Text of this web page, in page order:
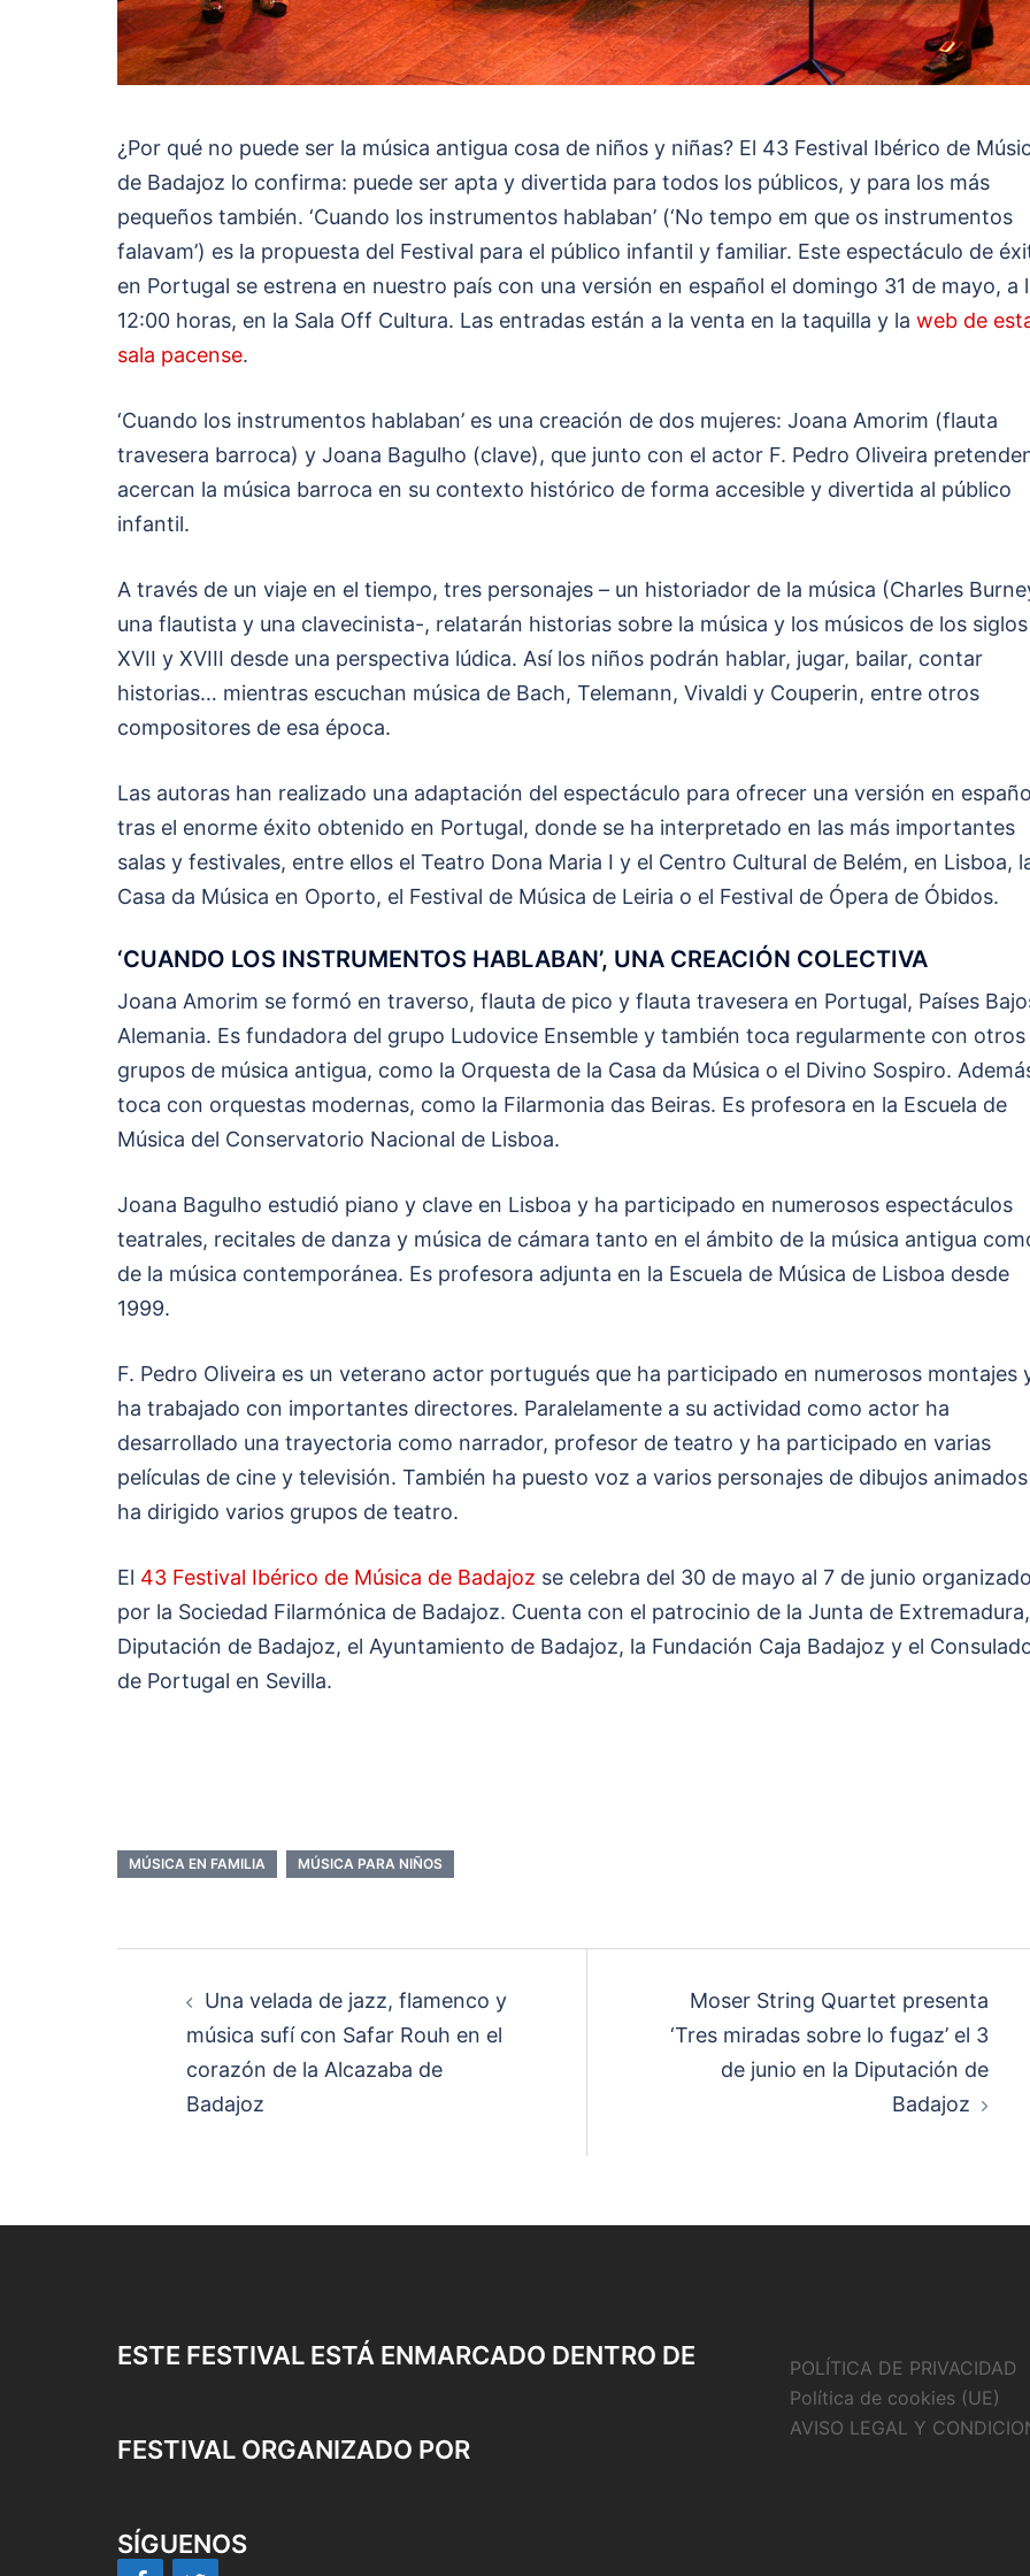
¿Por qué no puede ser la música antigua cosa de niños y niñas? El 43 Festival Ibérico de
de Badajoz lo confirma: puede ser apta y divertida para todos los públicos, y para los más
pequeños también. ‘Cuando los instrumentos hablaban’ (‘No tempo em que os instrumentos
falavam’) es la propuesta del Festival para el público infantil y familiar. Este espectáculo de
en Portugal se estrena en nuestro país con una versión en español el domingo 31 de mayo, a
12:00 horas, en la Sala Off Cultura. Las entradas están a la venta en la taquilla y la web de
sala pacense.
‘Cuando los instrumentos hablaban’ es una creación de dos mujeres: Joana Amorim (flauta
travesera barroca) y Joana Bagulho (clave), que junto con el actor F. Pedro Oliveira
acercan la música barroca en su contexto histórico de forma accesible y divertida al público
infantil.
A través de un viaje en el tiempo, tres personajes – un historiador de la música (Charles
una flautista y una clavecinista-, relatarán historias sobre la música y los músicos de los siglos
XVII y XVIII desde una perspectiva lúdica. Así los niños podrán hablar, jugar, bailar, contar
historias… mientras escuchan música de Bach, Telemann, Vivaldi y Couperin, entre otros
compositores de esa época.
Las autoras han realizado una adaptación del espectáculo para ofrecer una versión en
tras el enorme éxito obtenido en Portugal, donde se ha interpretado en las más importantes
salas y festivales, entre ellos el Teatro Dona Maria I y el Centro Cultural de Belém, en Lisboa,
Casa da Música en Oporto, el Festival de Música de Leiria o el Festival de Ópera de Óbidos.
‘CUANDO LOS INSTRUMENTOS HABLABAN’, UNA CREACIÓN COLECTIVA
Joana Amorim se formó en traverso, flauta de pico y flauta travesera en Portugal, Países
Alemania. Es fundadora del grupo Ludovice Ensemble y también toca regularmente con otros
grupos de música antigua, como la Orquesta de la Casa da Música o el Divino Sospiro.
toca con orquestas modernas, como la Filarmonia das Beiras. Es profesora en la Escuela de
Música del Conservatorio Nacional de Lisboa.
Joana Bagulho estudió piano y clave en Lisboa y ha participado en numerosos espectáculos
teatrales, recitales de danza y música de cámara tanto en el ámbito de la música antigua
de la música contemporánea. Es profesora adjunta en la Escuela de Música de Lisboa desde
1999.
F. Pedro Oliveira es un veterano actor portugués que ha participado en numerosos montajes
ha trabajado con importantes directores. Paralelamente a su actividad como actor ha
desarrollado una trayectoria como narrador, profesor de teatro y ha participado en varias
películas de cine y televisión. También ha puesto voz a varios personajes de dibujos
ha dirigido varios grupos de teatro.
El 43 Festival Ibérico de Música de Badajoz se celebra del 30 de mayo al 7 de junio organizado
por la Sociedad Filarmónica de Badajoz. Cuenta con el patrocinio de la Junta de
Diputación de Badajoz, el Ayuntamiento de Badajoz, la Fundación Caja Badajoz y el
de Portugal en Sevilla.
MÚSICA EN FAMILIA MÚSICA PARA NIÑOS
Navegación
entradas
Una velada de jazz, flamenco y
música sufí con Safar Rouh en el
corazón de la Alcazaba de
Badajoz
Moser String Quartet presenta
‘Tres miradas sobre lo fugaz’ el 3
de junio en la Diputación de
Badajoz
ESTE FESTIVAL ESTÁ ENMARCADO DENTRO DE
FESTIVAL ORGANIZADO POR
SÍGUENOS
POLÍTICA DE PRIVACIDAD
Política de cookies (UE)
AVISO LEGAL Y